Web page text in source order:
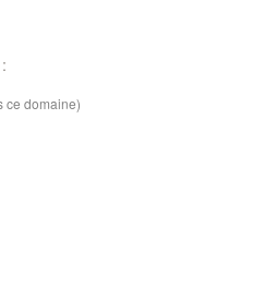
ce domaine)